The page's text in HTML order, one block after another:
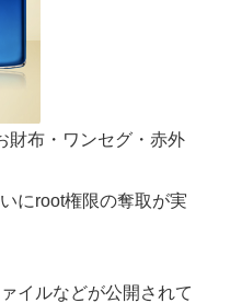
財布・ワンセグ・赤外
にroot権限の奪取が実
イルなどが公開されて